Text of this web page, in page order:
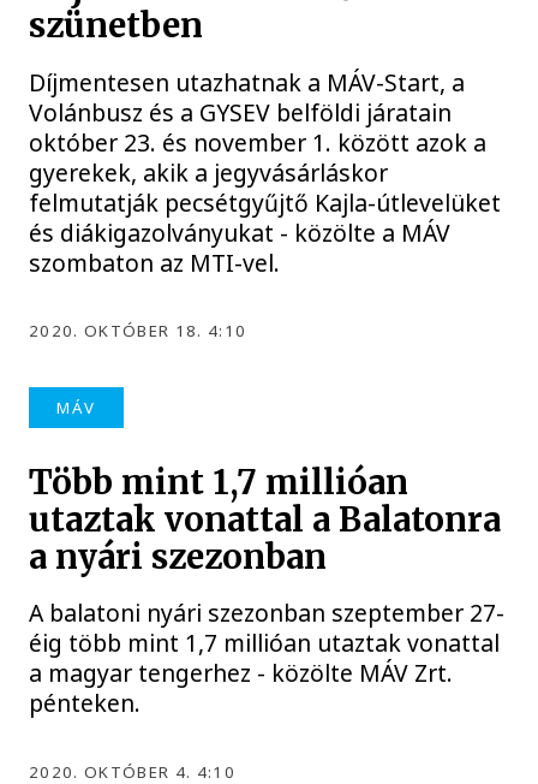
szünetben
Díjmentesen utazhatnak a MÁV-Start, a
Volánbusz és a GYSEV belföldi járatain
október 23. és november 1. között azok a
gyerekek, akik a jegyvásárláskor
felmutatják pecsétgyűjtő Kajla-útlevelüket
és diákigazolványukat - közölte a MÁV
szombaton az MTI-vel.
2020. OKTÓBER 18. 4:10
MÁV
Több mint 1,7 millióan
utaztak vonattal a Balatonra
a nyári szezonban
A balatoni nyári szezonban szeptember 27-
éig több mint 1,7 millióan utaztak vonattal
a magyar tengerhez - közölte MÁV Zrt.
pénteken.
2020. OKTÓBER 4. 4:10